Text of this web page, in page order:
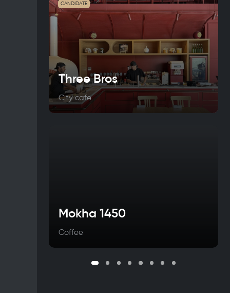
CANDIDATE
Three Bros
City cafe
Mokha 1450
Coffee